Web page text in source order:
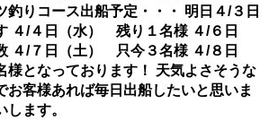
釣りコース出船予定・・・
明日４/３日
４/４日（水） 残り１名様 ４/６日
４/７日（土） 只今３名様 ４/８日
様となっております！ 天気よさそうな
お客様あれば毎日出船したいと思いま
ます。